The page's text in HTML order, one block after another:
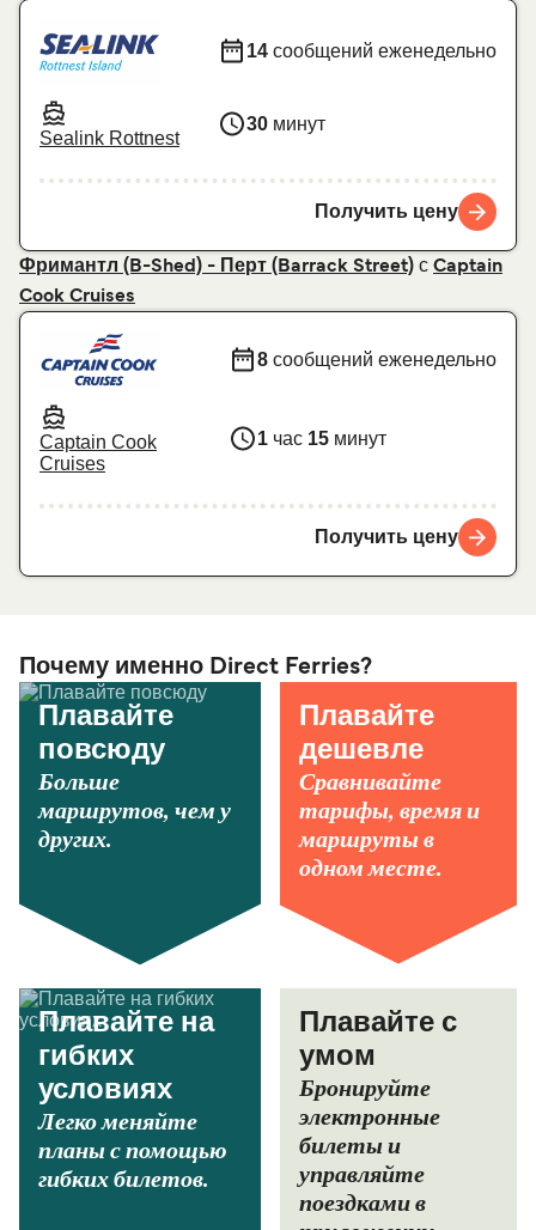
Sealink Rottnest
14 сообщений еженедельно
30 минут
Получить цену
Фримантл (B-Shed) - Перт (Barrack Street) с Captain
Cook Cruises
Captain Cook
Cruises
8 сообщений еженедельно
1 час 15 минут
Получить цену
Почему именно Direct Ferries?
Плавайте
повсюду
Больше
маршрутов, чем у
других.
Плавайте
дешевле
Сравнивайте
тарифы, время и
маршруты в
одном месте.
Плавайте на
гибких
условиях
Легко меняйте
планы с помощью
гибких билетов.
Плавайте с
умом
Бронируйте
электронные
билеты и
управляйте
поездками в